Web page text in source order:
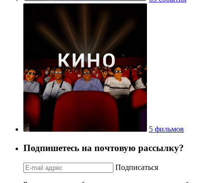
5 фильмов
Подпишетесь на почтовую рассылку?
Подписаться